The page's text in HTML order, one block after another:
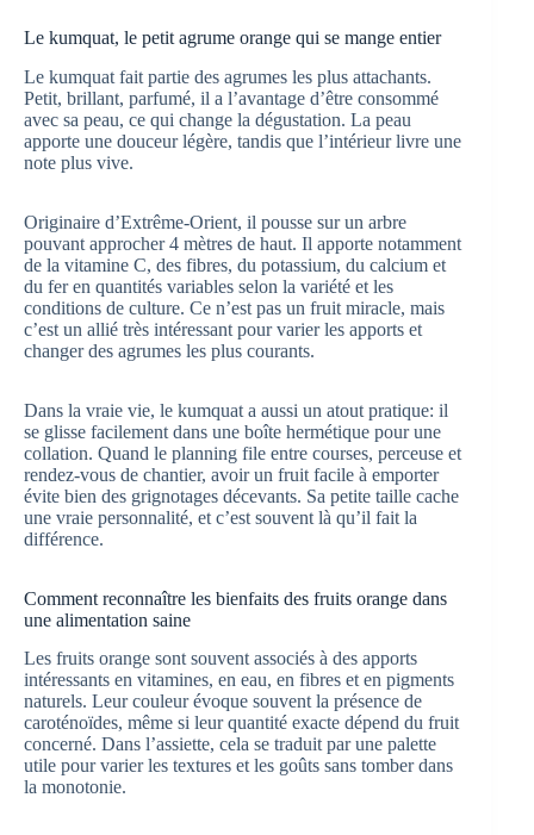
Le kumquat, le petit agrume orange qui se mange entier
Le kumquat fait partie des agrumes les plus attachants.
Petit, brillant, parfumé, il a l’avantage d’être consommé
avec sa peau, ce qui change la dégustation. La peau
apporte une douceur légère, tandis que l’intérieur livre une
note plus vive.
Originaire d’Extrême-Orient, il pousse sur un arbre
pouvant approcher 4 mètres de haut. Il apporte notamment
de la vitamine C, des fibres, du potassium, du calcium et
du fer en quantités variables selon la variété et les
conditions de culture. Ce n’est pas un fruit miracle, mais
c’est un allié très intéressant pour varier les apports et
changer des agrumes les plus courants.
Dans la vraie vie, le kumquat a aussi un atout pratique: il
se glisse facilement dans une boîte hermétique pour une
collation. Quand le planning file entre courses, perceuse et
rendez-vous de chantier, avoir un fruit facile à emporter
évite bien des grignotages décevants. Sa petite taille cache
une vraie personnalité, et c’est souvent là qu’il fait la
différence.
Comment reconnaître les bienfaits des fruits orange dans
une alimentation saine
Les fruits orange sont souvent associés à des apports
intéressants en vitamines, en eau, en fibres et en pigments
naturels. Leur couleur évoque souvent la présence de
caroténoïdes, même si leur quantité exacte dépend du fruit
concerné. Dans l’assiette, cela se traduit par une palette
utile pour varier les textures et les goûts sans tomber dans
la monotonie.